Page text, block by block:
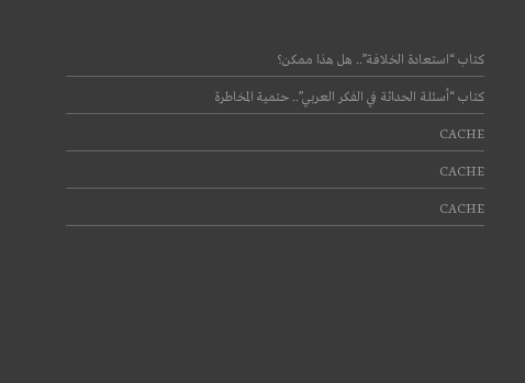
كتاب “استعادة الخلافة”.. هل هذا ممكن؟
كتاب “أسئلة الحداثة في الفكر العربي”.. حتمية المخاطرة
CACHE
CACHE
CACHE